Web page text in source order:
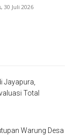
30 Juli 2026
Jayapura,
Total
Warung Desa